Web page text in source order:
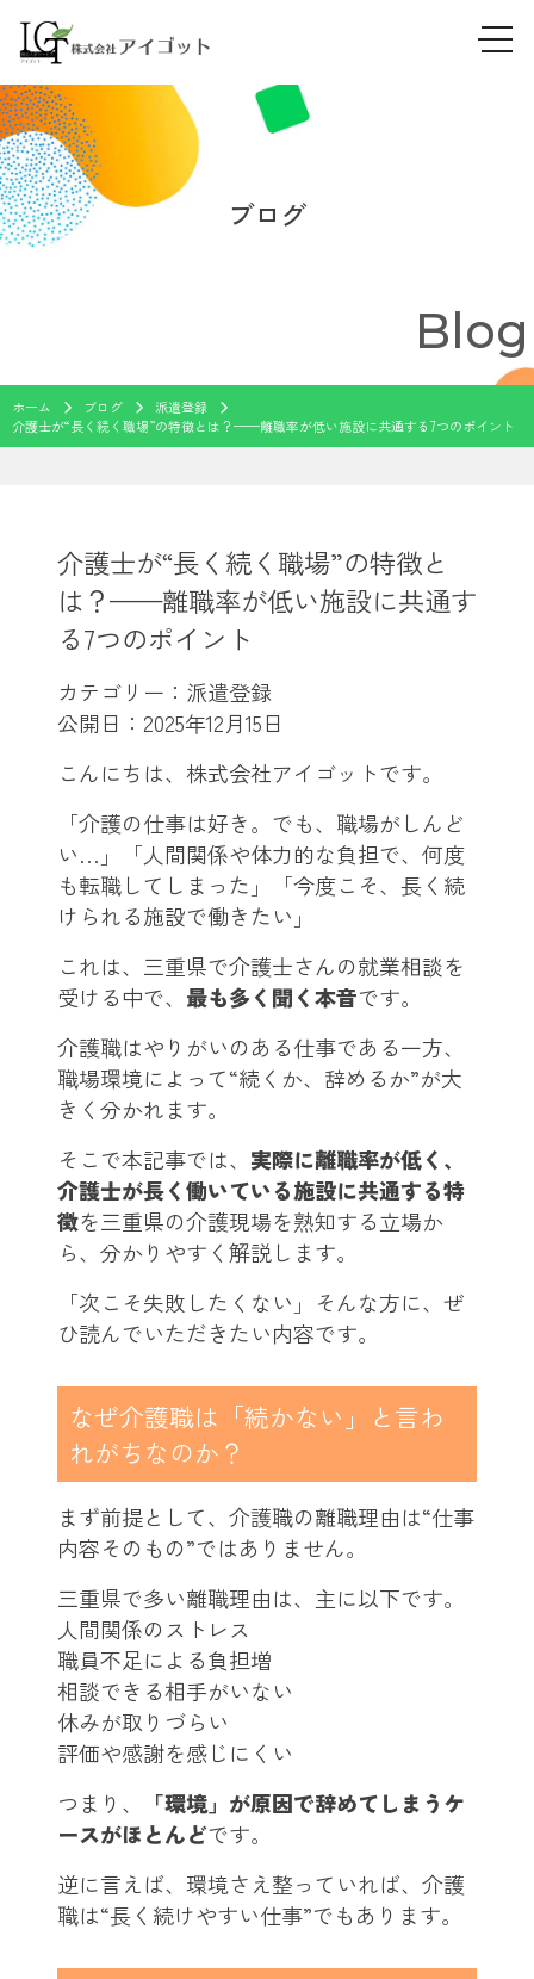
Skip
to
content
ブログ
Blog
ホーム ブログ
派遣登録
介護士が“長く続く職場”の特徴とは？——離職率が低い施設に共通する7つのポイント
介護士が“長く続く職場”の特徴と
は？——離職率が低い施設に共通す
る7つのポイント
カテゴリー：派遣登録
公開日： 2025年12月15日
こんにちは、株式会社アイゴットです。
「介護の仕事は好き。でも、職場がしんど
い…」「人間関係や体力的な負担で、何度
も転職してしまった」「今度こそ、長く続
けられる施設で働きたい」
これは、三重県で介護士さんの就業相談を
受ける中で、 最も多く聞く本音です。
介護職はやりがいのある仕事である一方、
職場環境によって“続くか、辞めるか”が大
きく分かれます。
そこで本記事では、 実際に離職率が低く、
介護士が長く働いている施設に共通する特
徴を三重県の介護現場を熟知する立場か
ら、分かりやすく解説します。
「次こそ失敗したくない」そんな方に、ぜ
ひ読んでいただきたい内容です。
なぜ介護職は「続かない」と言わ
れがちなのか？
まず前提として、介護職の離職理由は“仕事
内容そのもの”ではありません。
三重県で多い離職理由は、主に以下です。
人間関係のストレス
職員不足による負担増
相談できる相手がいない
休みが取りづらい
評価や感謝を感じにくい
つまり、
「環境」が原因で辞めてしまうケ
ースがほとんどです。
逆に言えば、環境さえ整っていれば、介護
職は“長く続けやすい仕事”でもあります。